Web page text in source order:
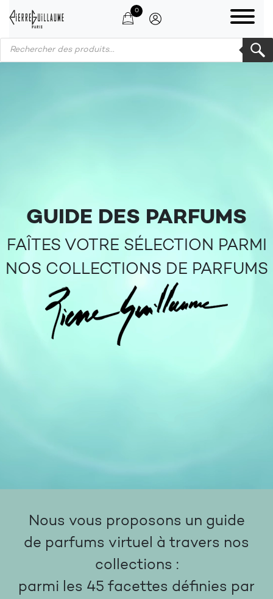
0
Products search
GUIDE DES PARFUMS
FAÎTES VOTRE SÉLECTION PARMI
NOS COLLECTIONS DE PARFUMS
Nous vous proposons un guide
de parfums virtuel à travers nos
collections :
parmi les 45 facettes définies par